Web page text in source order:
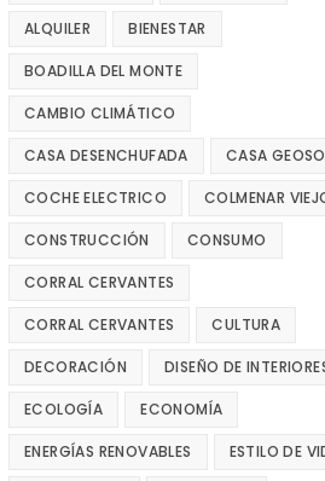
ALQUILER BIENESTAR
BOADILLA DEL MONTE
CAMBIO CLIMÁTICO
CASA DESENCHUFADA CASA
COCHE ELECTRICO COLMENAR
CONSTRUCCIÓN CONSUMO
CORRAL CERVANTES
CORRAL CERVANTES CULTURA
DECORACIÓN DISEÑO DE
ECOLOGÍA ECONOMÍA
ENERGÍAS RENOVABLES ESTILO DE